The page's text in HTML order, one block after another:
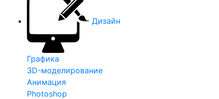
Дизайн
Графика
3D-моделирование
Анимация
Photoshop